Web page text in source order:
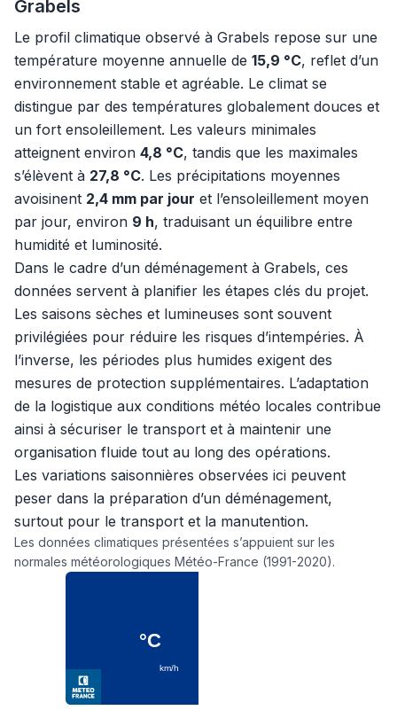
Grabels
Le profil climatique observé à Grabels repose sur une
température moyenne annuelle de 15,9 °C, reflet d’un
environnement stable et agréable. Le climat se
distingue par des températures globalement douces et
un fort ensoleillement. Les valeurs minimales
atteignent environ 4,8 °C, tandis que les maximales
s’élèvent à 27,8 °C. Les précipitations moyennes
avoisinent 2,4 mm par jour et l’ensoleillement moyen
par jour, environ 9 h, traduisant un équilibre entre
humidité et luminosité.
Dans le cadre d’un déménagement à Grabels, ces
données servent à planifier les étapes clés du projet.
Les saisons sèches et lumineuses sont souvent
privilégiées pour réduire les risques d’intempéries. À
l’inverse, les périodes plus humides exigent des
mesures de protection supplémentaires. L’adaptation
de la logistique aux conditions météo locales contribue
ainsi à sécuriser le transport et à maintenir une
organisation fluide tout au long des opérations.
Les variations saisonnières observées ici peuvent
peser dans la préparation d’un déménagement,
surtout pour le transport et la manutention.
Les données climatiques présentées s’appuient sur les
normales météorologiques Météo-France (1991-2020).